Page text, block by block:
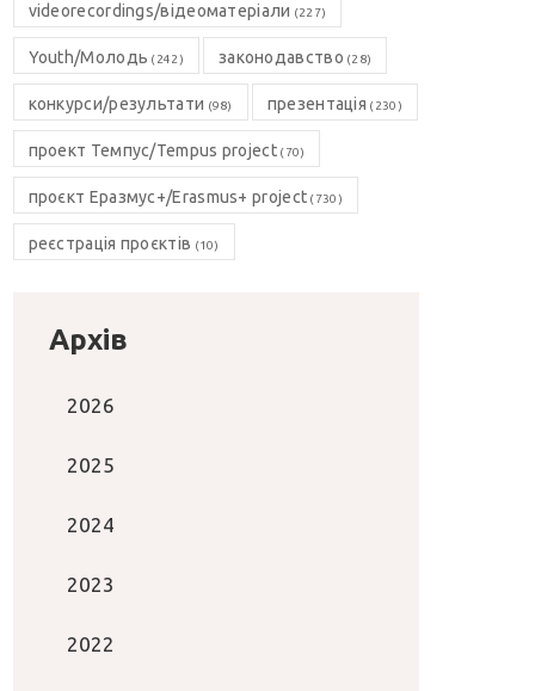
videorecordings/відеоматеріали (227)
Youth/Молодь (242) законодавство (28)
конкурси/результати (98) презентація (230)
проект Темпус/Tempus project(70)
проєкт Еразмус+/Erasmus+ project (730)
реєстрація проєктів (10)
Архів
2026
2025
2024
2023
2022